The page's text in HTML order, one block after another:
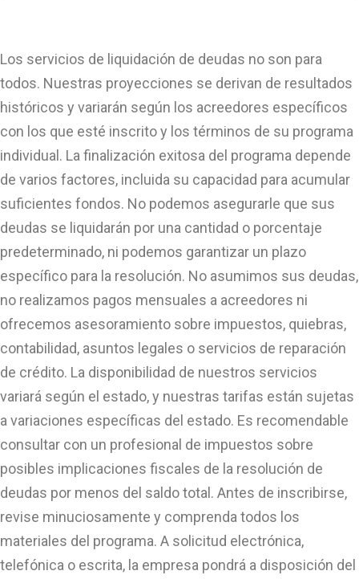
Los servicios de liquidación de deudas no son para
todos. Nuestras proyecciones se derivan de resultados
históricos y variarán según los acreedores específicos
con los que esté inscrito y los términos de su programa
individual. La finalización exitosa del programa depende
de varios factores, incluida su capacidad para acumular
suficientes fondos. No podemos asegurarle que sus
deudas se liquidarán por una cantidad o porcentaje
predeterminado, ni podemos garantizar un plazo
específico para la resolución. No asumimos sus deudas,
no realizamos pagos mensuales a acreedores ni
ofrecemos asesoramiento sobre impuestos, quiebras,
contabilidad, asuntos legales o servicios de reparación
de crédito. La disponibilidad de nuestros servicios
variará según el estado, y nuestras tarifas están sujetas
a variaciones específicas del estado. Es recomendable
consultar con un profesional de impuestos sobre
posibles implicaciones fiscales de la resolución de
deudas por menos del saldo total. Antes de inscribirse,
revise minuciosamente y comprenda todos los
materiales del programa. A solicitud electrónica,
telefónica o escrita, la empresa pondrá a disposición del